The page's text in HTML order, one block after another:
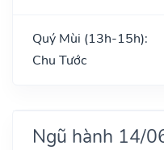
Quý Mùi (13h-15h):
Chu Tước
Ngũ hành 14/